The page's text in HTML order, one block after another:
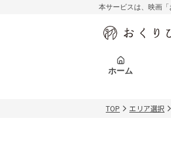
本サービスは、映画
ホーム
初めての方へ
関東エリア
お客様の声
葬儀の知識
初めての方へ
会社を知る
関東エリア
北海道エリア
お客様の声
葬儀の知識
TOP エリア選択